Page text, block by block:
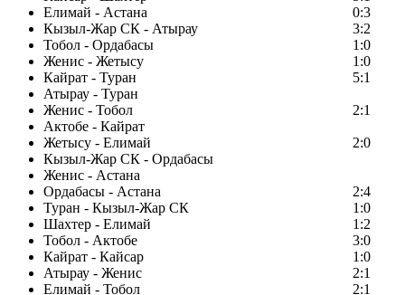
Елимай - Астана
0:3
Кызыл-Жар СК - Атырау
3:2
Тобол - Ордабасы
1:0
Женис - Жетысу
1:0
Кайрат - Туран
5:1
Атырау - Туран
Женис - Тобол
2:1
Актобе - Кайрат
Жетысу - Елимай
2:0
Кызыл-Жар СК - Ордабасы
Женис - Астана
Ордабасы - Астана
2:4
Туран - Кызыл-Жар СК
1:0
Шахтер - Елимай
1:2
Тобол - Актобе
3:0
Кайрат - Кайсар
1:0
Атырау - Женис
2:1
Елимай - Тобол
2:1